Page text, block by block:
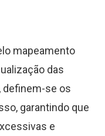
mapeamento
das
definem-se os
garantindo que
e